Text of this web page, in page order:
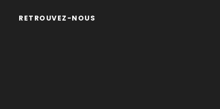
JOUR 1 Chaumont - Amboise
RETROUVEZ-NOUS